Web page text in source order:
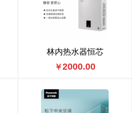
林内热水器恒芯
￥2000.00